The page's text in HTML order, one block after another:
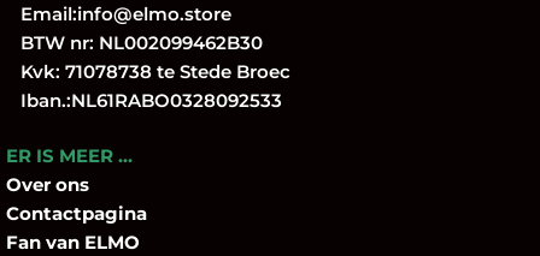
Email:info@elmo.store
BTW nr: NL002099462B30
Kvk: 71078738 te Stede Broec
Iban.:NL61RABO0328092533
ER IS MEER …
Over ons
Contactpagina
Fan van ELMO